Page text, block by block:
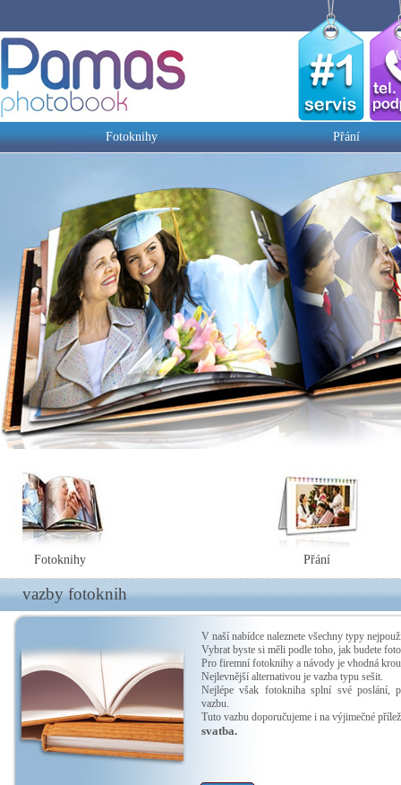
Fotoknihy Přání
Fotoknihy Přání
vazby fotoknih
V naší nabídce naleznete všechny typy
Vybrat byste si měli podle toho, jak budete
Pro firemní fotoknihy a návody je vhodná
Nejlevnější alternativou je vazba typu sešit.
Nejlépe však fotokniha splní své poslání,
vazbu.
Tuto vazbu doporučujeme i na výjimečné
svatba.